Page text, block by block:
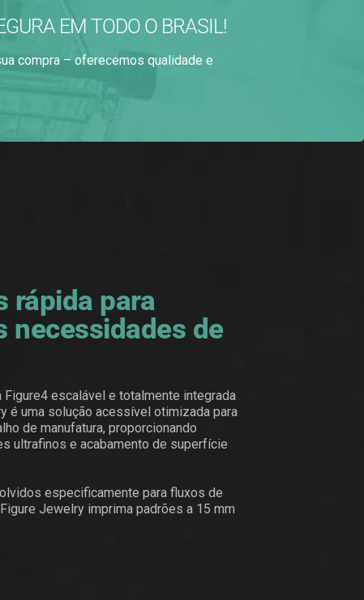
EM TODO O BRASIL!
compra – oferecemos qualidade e
rápida para
necessidades de
escalável e totalmente integrada
é uma solução acessível otimizada para
de manufatura, proporcionando
ultrafinos e acabamento de superfície
especificamente para fluxos de
Jewelry imprima padrões a 15 mm